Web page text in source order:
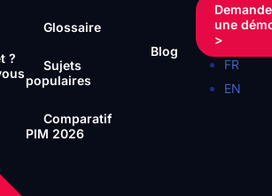
?
Glossaire
Sujets
populaires
Comparatif
PIM 2026
Blog
une
>
FR
EN